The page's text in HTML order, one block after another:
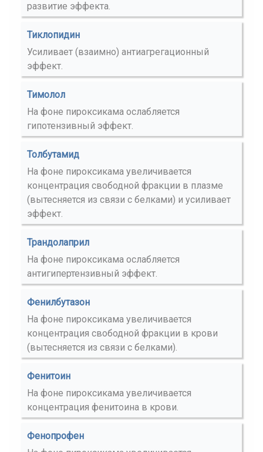
развитие эффекта.
Тиклопидин
Усиливает (взаимно) антиагрегационный
эффект.
Тимолол
На фоне пироксикама ослабляется
гипотензивный эффект.
Толбутамид
На фоне пироксикама увеличивается
концентрация свободной фракции в плазме
(вытесняется из связи с белками) и усиливает
эффект.
Трандолаприл
На фоне пироксикама ослабляется
антигипертензивный эффект.
Фенилбутазон
На фоне пироксикама увеличивается
концентрация свободной фракции в крови
(вытесняется из связи с белками).
Фенитоин
На фоне пироксикама увеличивается
концентрация фенитоина в крови.
Фенопрофен